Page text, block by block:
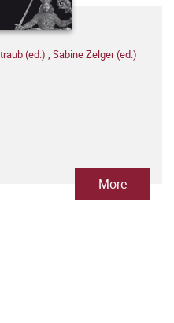
(ed.) , Sabine Zelger (ed.)
More